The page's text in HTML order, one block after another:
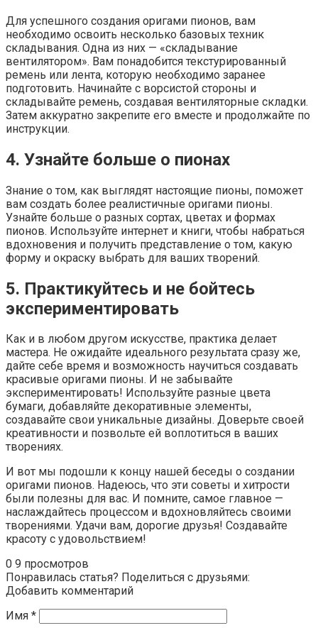
Для успешного создания оригами пионов, вам
необходимо освоить несколько базовых техник
складывания. Одна из них — «складывание
вентилятором». Вам понадобится текстурированный
ремень или лента, которую необходимо заранее
подготовить. Начинайте с ворсистой стороны и
складывайте ремень, создавая вентиляторные складки.
Затем аккуратно закрепите его вместе и продолжайте по
инструкции.
4. Узнайте больше о пионах
Знание о том, как выглядят настоящие пионы, поможет
вам создать более реалистичные оригами пионы.
Узнайте больше о разных сортах, цветах и формах
пионов. Используйте интернет и книги, чтобы набраться
вдохновения и получить представление о том, какую
форму и окраску выбрать для ваших творений.
5. Практикуйтесь и не бойтесь
экспериментировать
Как и в любом другом искусстве, практика делает
мастера. Не ожидайте идеального результата сразу же,
дайте себе время и возможность научиться создавать
красивые оригами пионы. И не забывайте
экспериментировать! Используйте разные цвета
бумаги, добавляйте декоративные элементы,
создавайте свои уникальные дизайны. Доверьте своей
креативности и позвольте ей воплотиться в ваших
творениях.
И вот мы подошли к концу нашей беседы о создании
оригами пионов. Надеюсь, что эти советы и хитрости
были полезны для вас. И помните, самое главное —
наслаждайтесь процессом и вдохновляйтесь своими
творениями. Удачи вам, дорогие друзья! Создавайте
красоту с удовольствием!
0 9 просмотров
Понравилась статья? Поделиться с друзьями:
Добавить комментарий
Имя *